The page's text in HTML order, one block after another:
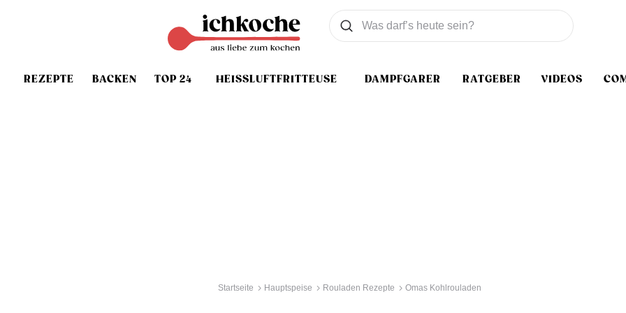
REZEPTE BACKEN TOP 24 HEISSLUFTFRITTEUSE DAMPFGARER RATGEBER VIDEOS
Was wollen Sie suchen
Suchen
Startseite Hauptspeise Rouladen Rezepte Omas Kohlrouladen